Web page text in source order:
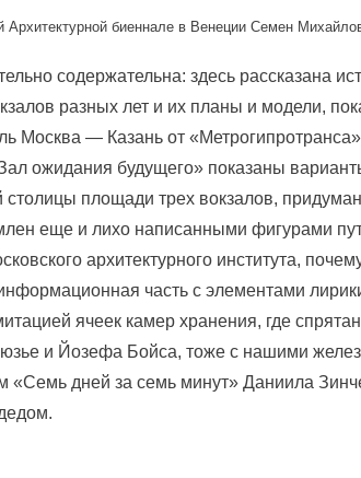
Архитектурной биеннале в Венеции Семен
содержательна: здесь рассказана
разных лет и их планы и модели,
Москва — Казань от
ожидания будущего» показаны
столицы площади трех вокзалов,
еще и лихо написанными фигурами
архитектурного института,
часть с элементами
ячеек камер хранения, где
и Йозефа Бойса, тоже с нашими
«Семь дней за семь минут» Даниила